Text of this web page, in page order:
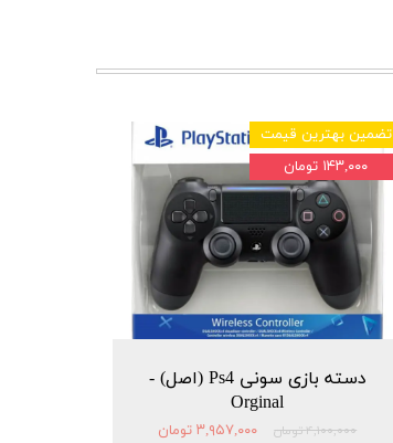
دسته بازی سونی Ps4 (اصل) -
Orginal
۴,۱۰۰,۰۰۰ تومان ۳,۹۵۷,۰۰۰ تومان
تضمین بهترین قیمت
۱۴۳,۰۰۰ تومان